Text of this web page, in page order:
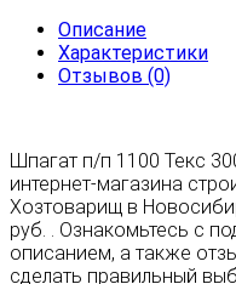
Описание
Характеристики
Отзывов (0)
Шпагат п/п 1100 Текс
интернет-магазина
Хозтоварищ в
руб. . Ознакомьтесь с
описанием, а также
сделать правильный